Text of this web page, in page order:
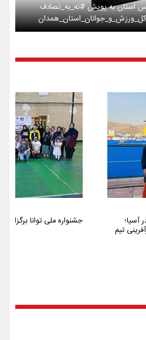
استان به پویش #نه_به_تصادف
تیم
جشنواره ملی توانا برگزار شد